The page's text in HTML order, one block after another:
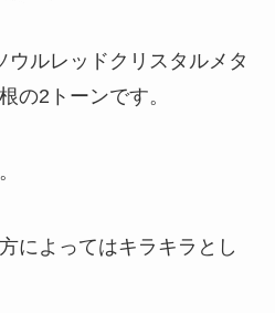
ウルレッドクリスタルメタ
の2トーンです。
によってはキラキラとし